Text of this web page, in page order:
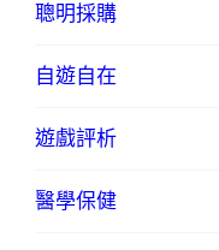
聰明採購
自遊自在
遊戲評析
醫學保健